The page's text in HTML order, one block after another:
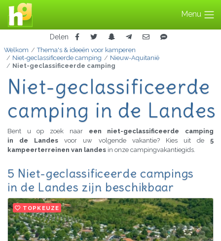
Menu
Delen
Welkom
Thema's & ideeën voor kamperen
Niet-geclassificeerde camping
Nieuw-Aquitanië
Niet-geclassificeerde camping
Niet-geclassificeerde
camping in de Landes
Bent u op zoek naar een niet-geclassificeerde camping
in de Landesvoor uw volgende vakantie? Kies uit de5
kampeerterreinen van landes in onze campingvakantiegids.
5 Niet-geclassificeerde campings
in de Landes zijn beschikbaar
TOPKEUZE